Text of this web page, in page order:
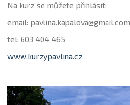
Na kurz se můžete přihlásit:
email: pavlina.kapalova@gmail.com
tel: 603 404 465
www.kurzypavlina.cz